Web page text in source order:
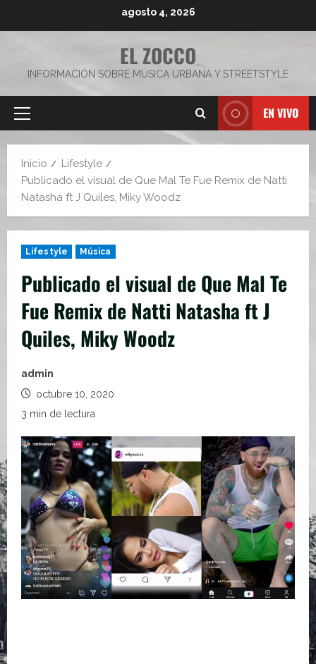
agosto 4, 2026
EL ZOCCO
INFORMACIÓN SOBRE MÚSICA URBANA Y STREETSTYLE
Menú
EN VIVO
Inicio
Lifestyle
Publicado el visual de Que Mal Te Fue Remix de Natti
Natasha ft J Quiles, Miky Woodz
Lifestyle Música
Publicado el visual de Que Mal Te
Fue Remix de Natti Natasha ft J
Quiles, Miky Woodz
admin
octubre 10, 2020
3 min de lectura